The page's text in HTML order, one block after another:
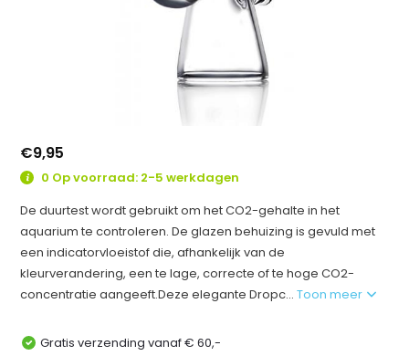
€9,95
0 Op voorraad: 2-5 werkdagen
De duurtest wordt gebruikt om het CO2-gehalte in het
aquarium te controleren. De glazen behuizing is gevuld met
een indicatorvloeistof die, afhankelijk van de
kleurverandering, een te lage, correcte of te hoge CO2-
concentratie aangeeft.Deze elegante Dropc...Toon meer
Gratis verzending vanaf € 60,-